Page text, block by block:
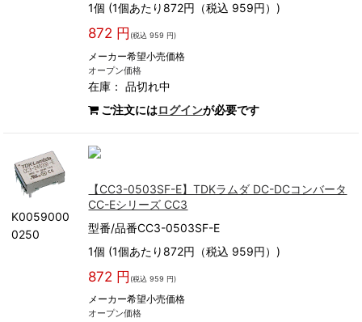
1個 (1個あたり872円（税込 959円）)
872 円 (税込 959 円)
メーカー希望小売価格
オープン価格
在庫：品切れ中
ご注文にはログインが必要です
K0059000
0250
【CC3-0503SF-E】TDKラムダ DC-DCコンバータ
CC-Eシリーズ CC3
型番/品番CC3-0503SF-E
1個 (1個あたり872円（税込 959円）)
872 円 (税込 959 円)
メーカー希望小売価格
オープン価格